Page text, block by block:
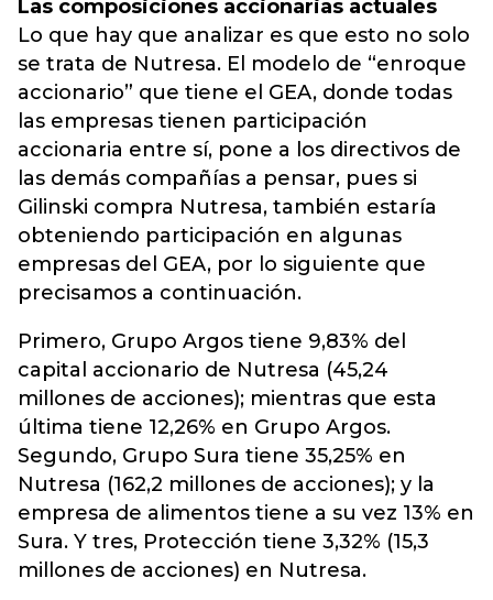
Las composiciones accionarias actuales
Lo que hay que analizar es que esto no solo
se trata de Nutresa. El modelo de “enroque
accionario” que tiene el GEA, donde todas
las empresas tienen participación
accionaria entre sí, pone a los directivos de
las demás compañías a pensar, pues si
Gilinski compra Nutresa, también estaría
obteniendo participación en algunas
empresas del GEA, por lo siguiente que
precisamos a continuación.
Primero, Grupo Argos tiene 9,83% del
capital accionario de Nutresa (45,24
millones de acciones); mientras que esta
última tiene 12,26% en Grupo Argos.
Segundo, Grupo Sura tiene 35,25% en
Nutresa (162,2 millones de acciones); y la
empresa de alimentos tiene a su vez 13% en
Sura. Y tres, Protección tiene 3,32% (15,3
millones de acciones) en Nutresa.